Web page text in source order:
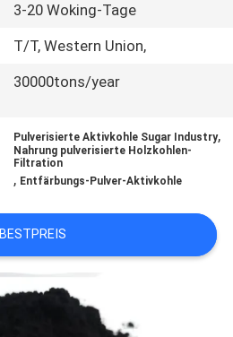
3-20 Woking-Tage
T/T, Western Union,
30000tons/year
Pulverisierte Aktivkohle Sugar Industry,
Nahrung pulverisierte Holzkohlen-
Filtration
, Entfärbungs-Pulver-Aktivkohle
BESTPREIS